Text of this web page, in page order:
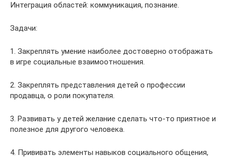
Интеграция областей: коммуникация, познание.
Задачи:
1. Закреплять умение наиболее достоверно отображать
в игре социальные взаимоотношения.
2. Закреплять представления детей о профессии
продавца, о роли покупателя.
3. Развивать у детей желание сделать что-то приятное и
полезное для другого человека.
4. Прививать элементы навыков социального общения,